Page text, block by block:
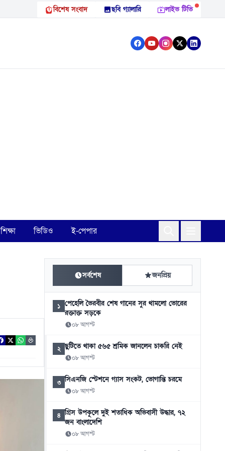
বিশেষ সংবাদ ছবি গ্যালারি লাইভ টিভি
শিক্ষা ভিডিও ই-পেপার
সর্বশেষ জনপ্রিয়
১ পেহেলি ভৈরবীর শেষ গানের সুর থামলো ভোরের
রক্তাক্ত সড়কে
০৮ আগস্ট
২ ছুটিতে থাকা ৫৬৫ শ্রমিক জানলেন চাকরি নেই
০৮ আগস্ট
৩ সিএনজি স্টেশনে গ্যাস সংকট, ভোগান্তি চরমে
০৮ আগস্ট
৪ গ্রিস উপকূলে দুই শতাধিক অভিবাসী উদ্ধার, ৭২
জন বাংলাদেশি
০৮ আগস্ট